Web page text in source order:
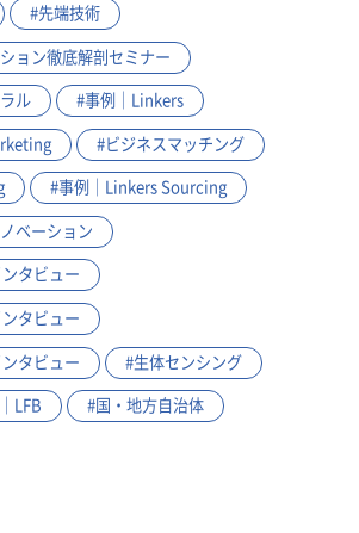
#先端技術
ョン徹底解剖セミナー
ル #事例｜Linkers
#ビジネスマッチング
#事例｜Linkers Sourcing
ベーション
タビュー
タビュー
タビュー #生体センシング
LFB #国・地方自治体